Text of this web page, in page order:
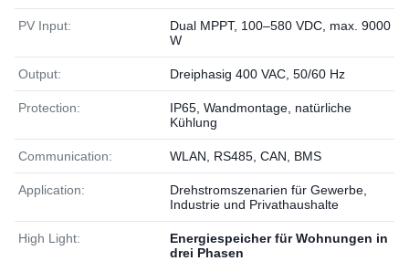
PV Input:
Dual MPPT, 100–580 VDC, max. 9000
W
Output: Dreiphasig 400 VAC, 50/60 Hz
Protection:
IP65, Wandmontage, natürliche
Kühlung
Communication: WLAN, RS485, CAN, BMS
Application:
Drehstromszenarien für Gewerbe,
Industrie und Privathaushalte
High Light:
Energiespeicher für Wohnungen in
drei Phasen